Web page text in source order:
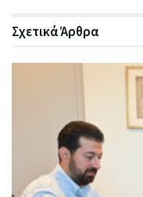
ΣχετικάΆρθρα